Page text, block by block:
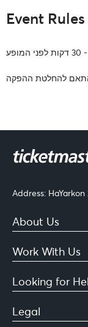
Event Rules
להחלטת ההפקה
Address:
About Us
Work With Us
Looking for
Legal